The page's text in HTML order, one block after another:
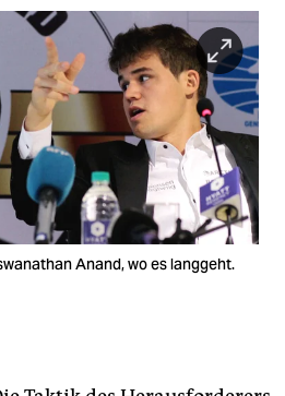
Anand, wo es langgeht.